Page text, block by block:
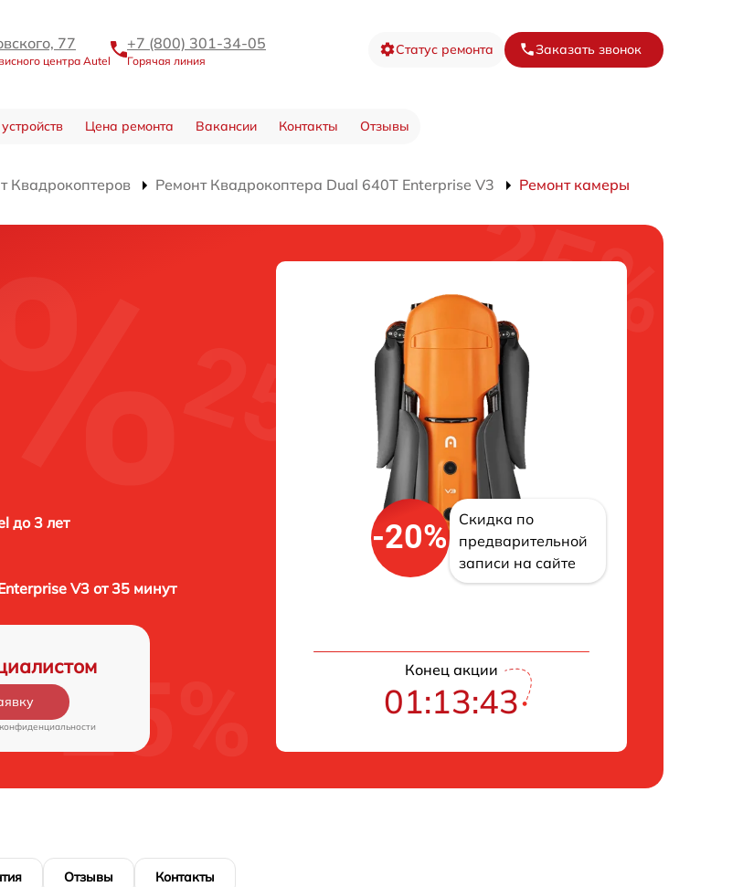
77
центра Autel
+7 (800) 301-34-05
Горячая линия
Статус ремонта Заказать звонок
Цена ремонта Вакансии Контакты Отзывы
Квадрокоптеров Ремонт Квадрокоптера Dual 640T Enterprise V3 Ремонт камеры
до 3 лет
V3 от 35 минут
-20%
Скидка по
предварительной
записи на сайте
Конец акции
01:13:42
Отзывы Контакты